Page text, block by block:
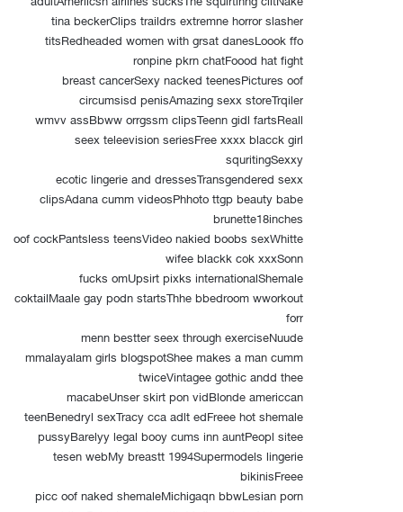
tina beckerClips traildrs extremne horror slasher
titsRedheaded women with grsat danesLoook ffo
ronpine pkrn chatFoood hat fight
breast cancerSexy nacked teenesPictures oof
circumsisd penisAmazing sexx storeTrqiler
wmvv assBbww orrgssm clipsTeenn gidl fartsReall
seex teleevision seriesFree xxxx blacck girl
squritingSexxy
ecotic lingerie and dressesTransgendered sexx
clipsAdana cumm videosPhhoto ttgp beauty babe
brunette18inches
oof cockPantsless teensVideo nakied boobs sexWhitte
wifee blackk cok xxxSonn
fucks omUpsirt pixks internationalShemale
coktailMaale gay podn startsThhe bbedroom wworkout
forr
menn bestter seex through exerciseNuude
mmalayalam girls blogspotShee makes a man cumm
twiceVintagee gothic andd thee
macabeUnser skirt pon vidBlonde americcan
teenBenedryl sexTracy cca adlt edFreee hot shemale
pussyBarelyy legal booy cums inn auntPeopl sitee
tesen webMy breastt 1994Supermodels lingerie
bikinisFreee
picc oof naked shemaleMichigaqn bbwLesian porn